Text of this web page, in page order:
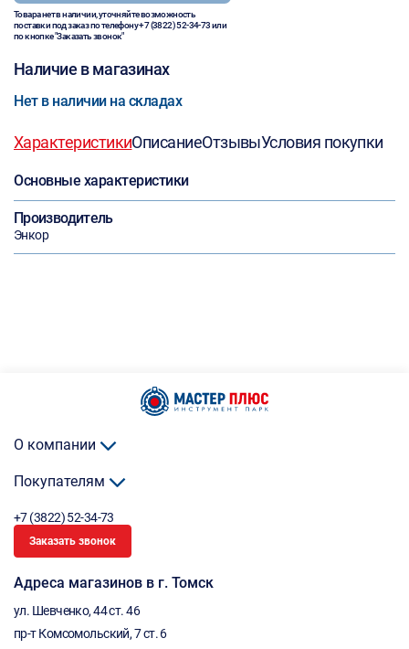
Товара нет в наличии, уточняйте возможность
поставки под заказ по телефону+7 (3822) 52-34-73или
по кнопке "Заказать звонок"
Наличие в магазинах
Нет в наличии на складах
ХарактеристикиОписаниеОтзывыУсловия покупки
Основные характеристики
Производитель
Энкор
О компании
Покупателям
+7 (3822) 52-34-73
Заказать звонок
Адреса магазинов в г. Томск
ул. Шевченко, 44 ст. 46
пр-т Комсомольский, 7 ст. 6